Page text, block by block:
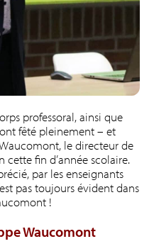
professoral, ainsi que
fêté pleinement – et
le directeur de
cette fin d’année scolaire.
par les enseignants
pas toujours évident dans
!
Waucomont